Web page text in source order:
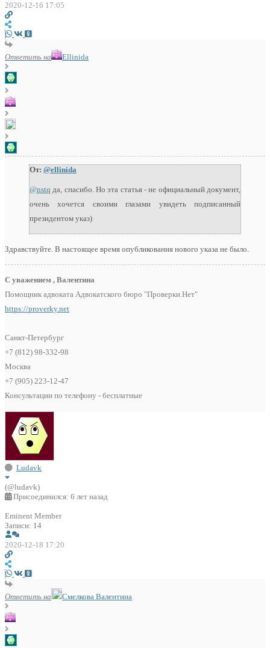
2020-12-16 17:05
Ответить на Ellinida
От: @ellinida
@nstq да, спасибо. Но эта статья - не официальный документ,
очень хочется своими глазами увидеть подписанный
президентом указ)
Здравствуйте. В настоящее время опубликования нового указа не было.
С уважением , Валентина
Помощник адвоката Адвокатского бюро "Проверки.Нет"
https://proverky.net
Санкт-Петербург
+7 (812) 98-332-98
Москва
+7 (905) 223-12-47
Консультации по телефону - бесплатные
Ludavk
(@ludavk)
Присоединился: 6 лет назад
Eminent Member
Записи: 14
2020-12-18 17:20
Ответить на Смелкова Валентина